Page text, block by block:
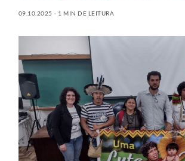
09.10.2025 1 MIN DE LEITURA